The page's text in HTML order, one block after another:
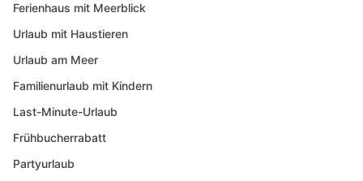
Ferienhaus mit Meerblick
Urlaub mit Haustieren
Urlaub am Meer
Familienurlaub mit Kindern
Last-Minute-Urlaub
Frühbucherrabatt
Partyurlaub